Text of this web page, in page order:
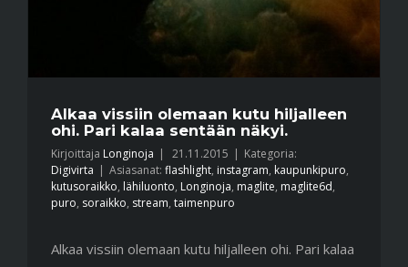
Alkaa vissiin olemaan kutu hiljalleen
ohi. Pari kalaa sentään näkyi.
Kirjoittaja Longinoja 21.11.2015
Kategoria:
Digivirta
Asiasanat: flashlight, instagram, kaupunkipuro,
kutusoraikko, lähiluonto, Longinoja, maglite, maglite6d,
puro, soraikko, stream, taimenpuro
Alkaa vissiin olemaan kutu hiljalleen ohi. Pari kalaa